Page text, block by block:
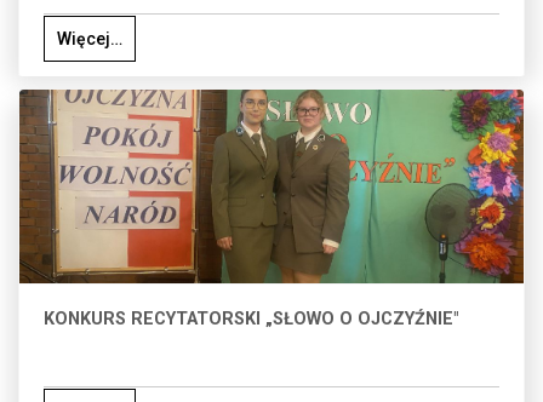
Więcej…
KONKURS RECYTATORSKI „SŁOWO O OJCZYŹNIE"